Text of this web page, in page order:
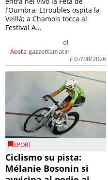
Aosta
di
gazzettamatin
il 07/08/2026
l’Oumbra; Etroubles ospita la
Veillà; a Chamois tocca al
Festival A...
SPORT
Ciclismo su pista:
Mélanie Bosonin si